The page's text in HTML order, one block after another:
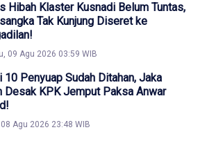
Hibah Klaster Kusnadi Belum Tuntas,
Tak Kunjung Diseret ke
09 Agu 2026 03:59 WIB
10 Penyuap Sudah Ditahan, Jaka
Desak KPK Jemput Paksa Anwar
Agu 2026 23:48 WIB